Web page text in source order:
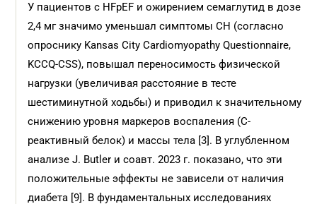
У пациентов с HFpEF и ожирением семаглутид в дозе
2,4 мг значимо уменьшал симптомы СН (согласно
опроснику Kansas City Cardiomyopathy Questionnaire,
KCCQ-CSS), повышал переносимость физической
нагрузки (увеличивая расстояние в тесте
шестиминутной ходьбы) и приводил к значительному
снижению уровня маркеров воспаления (С-
реактивный белок) и массы тела [3]. В углубленном
анализе J. Butler и соавт. 2023 г. показано, что эти
положительные эффекты не зависели от наличия
диабета [9]. В фундаментальных исследованиях